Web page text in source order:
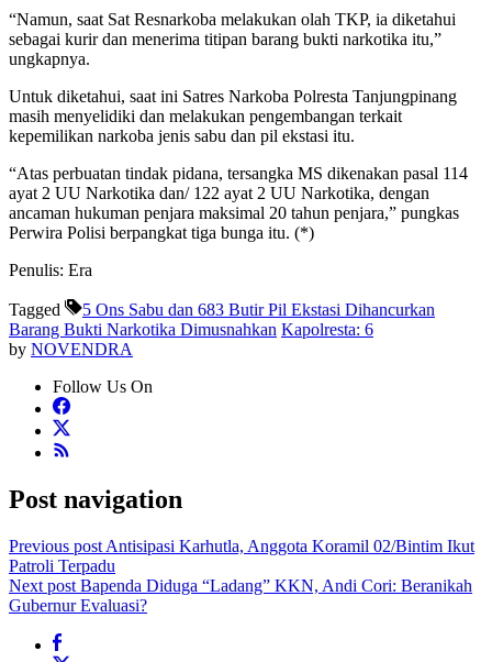
“Namun, saat Sat Resnarkoba melakukan olah TKP, ia diketahui
sebagai kurir dan menerima titipan barang bukti narkotika itu,”
ungkapnya.
Untuk diketahui, saat ini Satres Narkoba Polresta Tanjungpinang
masih menyelidiki dan melakukan pengembangan terkait
kepemilikan narkoba jenis sabu dan pil ekstasi itu.
“Atas perbuatan tindak pidana, tersangka MS dikenakan pasal 114
ayat 2 UU Narkotika dan/ 122 ayat 2 UU Narkotika, dengan
ancaman hukuman penjara maksimal 20 tahun penjara,” pungkas
Perwira Polisi berpangkat tiga bunga itu. (*)
Penulis: Era
Tagged
5 Ons Sabu dan 683 Butir Pil Ekstasi Dihancurkan
Barang Bukti Narkotika Dimusnahkan Kapolresta: 6
by NOVENDRA
Follow Us On
Post navigation
Previous post Antisipasi Karhutla, Anggota Koramil 02/Bintim Ikut
Patroli Terpadu
Next post Bapenda Diduga “Ladang” KKN, Andi Cori: Beranikah
Gubernur Evaluasi?